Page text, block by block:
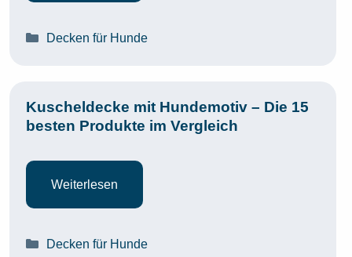
Kategorien
Decken für Hunde
Kuscheldecke mit Hundemotiv – Die 15
besten Produkte im Vergleich
Weiterlesen
Kategorien
Decken für Hunde